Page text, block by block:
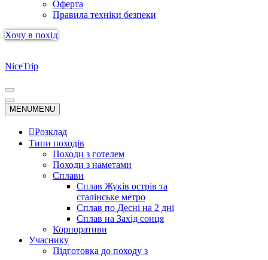
Оферта
Правила техніки безпеки
Хочу в похід
NiceTrip
Меню
навігації
Меню
навігації
MENUMENU
Розклад
Типи походів
Походи з готелем
Походи з наметами
Сплави
Сплав Жуків острів та
сталінське метро
Сплав по Десні на 2 дні
Сплав на Захід сонця
Корпоративи
Учаснику
Підготовка до походу з